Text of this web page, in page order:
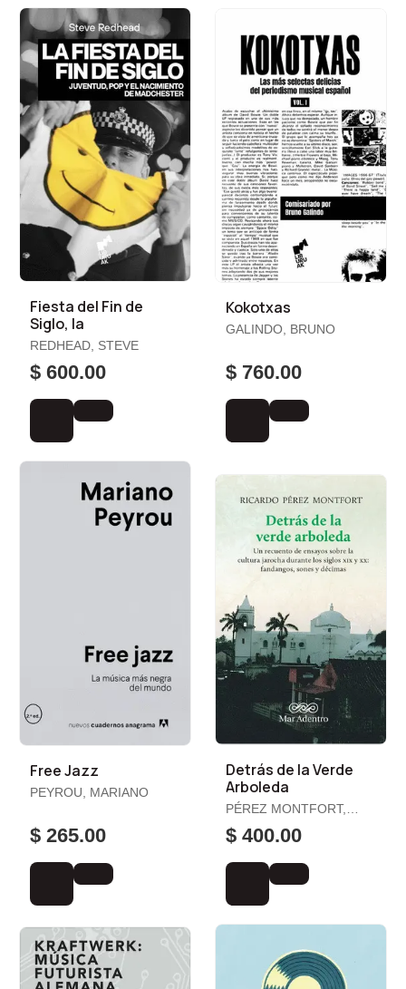
Fiesta del Fin de
Siglo, la
REDHEAD, STEVE
$ 600.00
Kokotxas
GALINDO, BRUNO
$ 760.00
Free Jazz
PEYROU, MARIANO
$ 265.00
Detrás de la Verde
Arboleda
PÉREZ MONTFORT,
RICARDO
$ 400.00